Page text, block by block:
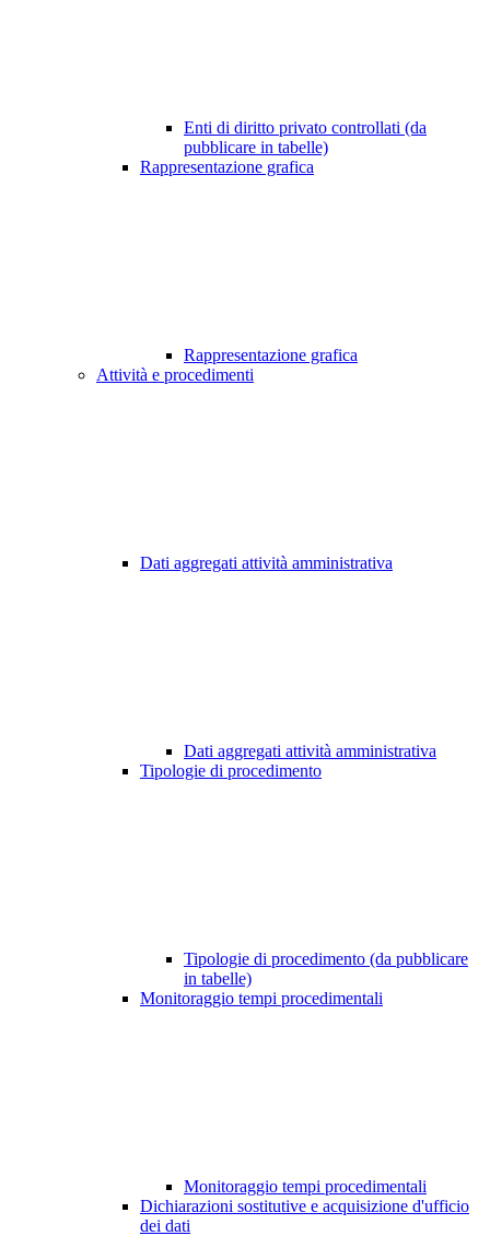
Enti di diritto privato controllati (da
pubblicare in tabelle)
Rappresentazione grafica
Rappresentazione grafica
Attività e procedimenti
Dati aggregati attività amministrativa
Dati aggregati attività amministrativa
Tipologie di procedimento
Tipologie di procedimento (da pubblicare
in tabelle)
Monitoraggio tempi procedimentali
Monitoraggio tempi procedimentali
Dichiarazioni sostitutive e acquisizione d'ufficio
dei dati